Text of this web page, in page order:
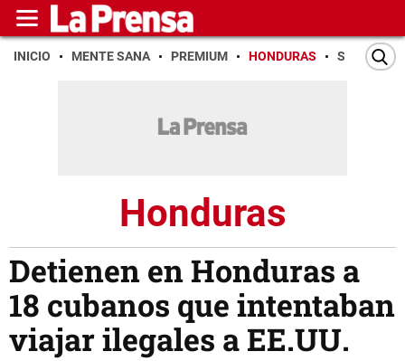
INICIO MENTE SANA PREMIUM HONDURAS SAN PEDRO
Honduras
Detienen en Honduras a
18 cubanos que intentaban
viajar ilegales a EE.UU.